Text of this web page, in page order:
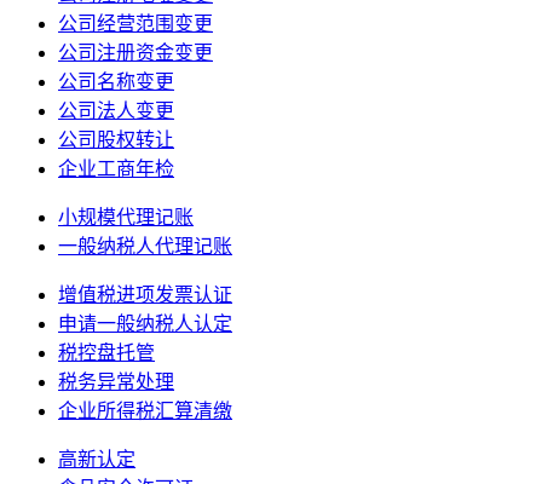
公司经营范围变更
公司注册资金变更
公司名称变更
公司法人变更
公司股权转让
企业工商年检
小规模代理记账
一般纳税人代理记账
增值税进项发票认证
申请一般纳税人认定
税控盘托管
税务异常处理
企业所得税汇算清缴
高新认定